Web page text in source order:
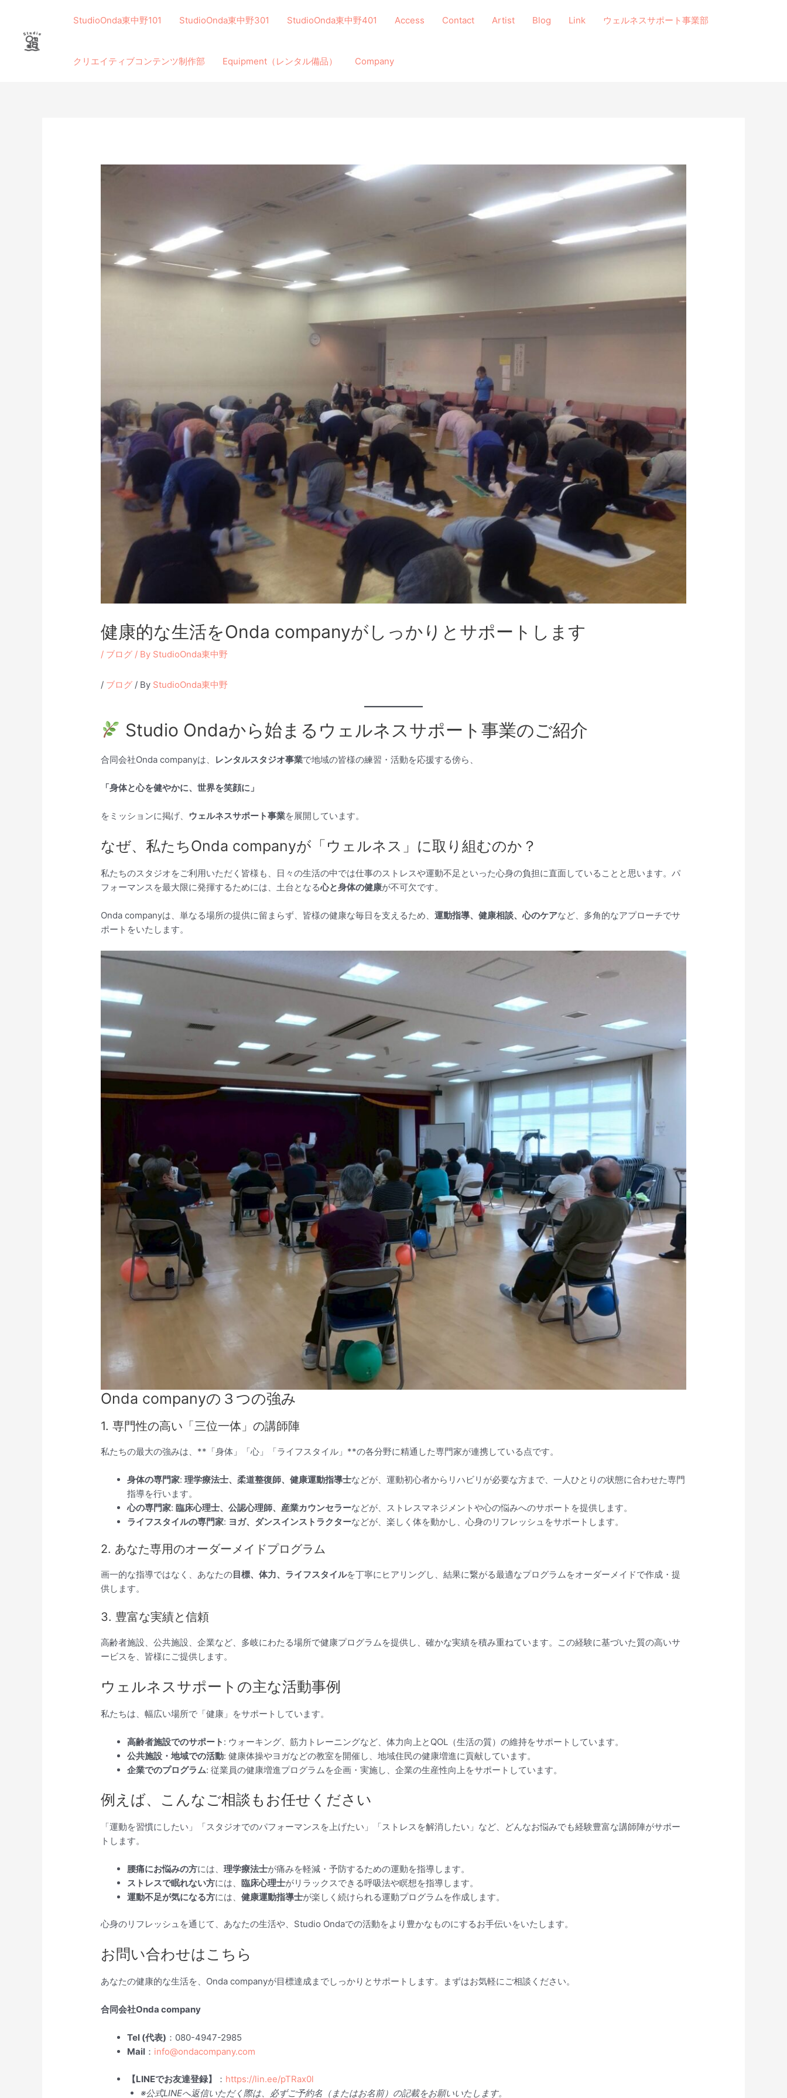
StudioOnda東中野101 StudioOnda東中野301 StudioOnda東中野401 Access Contact Artist Blog Link ウェルネスサポート事業部
クリエイティブコンテンツ制作部 Equipment（レンタル備品） Company
健康的な生活をOnda companyがしっかりとサポートします
/ ブログ / By StudioOnda東中野
/ ブログ / By StudioOnda東中野
Studio Ondaから始まるウェルネスサポート事業のご紹介
合同会社Onda companyは、 レンタルスタジオ事業で地域の皆様の練習・活動を応援する傍ら、
「身体と心を健やかに、世界を笑顔に」
をミッションに掲げ、 ウェルネスサポート事業を展開しています。
なぜ、私たちOnda companyが「ウェルネス」に取り組むのか？
私たちのスタジオをご利用いただく皆様も、日々の生活の中では仕事のストレスや運動不足といった心身の負担に直面していることと思います。パ
フォーマンスを最大限に発揮するためには、土台となる心と身体の健康が不可欠です。
Onda companyは、単なる場所の提供に留まらず、皆様の健康な毎日を支えるため、運動指導、健康相談、心のケアなど、多角的なアプローチでサ
ポートをいたします。
Onda companyの３つの強み
1. 専門性の高い「三位一体」の講師陣
私たちの最大の強みは、**「身体」「心」「ライフスタイル」**の各分野に精通した専門家が連携している点です。
身体の専門家:理学療法士、柔道整復師、健康運動指導士などが、運動初心者からリハビリが必要な方まで、一人ひとりの状態に合わせた専門
指導を行います。
心の専門家:臨床心理士、公認心理師、産業カウンセラーなどが、ストレスマネジメントや心の悩みへのサポートを提供します。
ライフスタイルの専門家: ヨガ、ダンスインストラクターなどが、楽しく体を動かし、心身のリフレッシュをサポートします。
2. あなた専用のオーダーメイドプログラム
画一的な指導ではなく、あなたの目標、体力、ライフスタイルを丁寧にヒアリングし、結果に繋がる最適なプログラムをオーダーメイドで作成・提
供します。
3. 豊富な実績と信頼
高齢者施設、公共施設、企業など、多岐にわたる場所で健康プログラムを提供し、確かな実績を積み重ねています。この経験に基づいた質の高いサ
ービスを、皆様にご提供します。
ウェルネスサポートの主な活動事例
私たちは、幅広い場所で「健康」をサポートしています。
高齢者施設でのサポート : ウォーキング、筋力トレーニングなど、体力向上とQOL（生活の質）の維持をサポートしています。
公共施設・地域での活動: 健康体操やヨガなどの教室を開催し、地域住民の健康増進に貢献しています。
企業でのプログラム: 従業員の健康増進プログラムを企画・実施し、企業の生産性向上をサポートしています。
例えば、こんなご相談もお任せください
「運動を習慣にしたい」「スタジオでのパフォーマンスを上げたい」「ストレスを解消したい」など、どんなお悩みでも経験豊富な講師陣がサポー
トします。
腰痛にお悩みの方には、理学療法士が痛みを軽減・予防するための運動を指導します。
ストレスで眠れない方には、臨床心理士がリラックスできる呼吸法や瞑想を指導します。
運動不足が気になる方には、健康運動指導士が楽しく続けられる運動プログラムを作成します。
心身のリフレッシュを通じて、あなたの生活や、Studio Ondaでの活動をより豊かなものにするお手伝いをいたします。
お問い合わせはこちら
あなたの健康的な生活を、Onda companyが目標達成までしっかりとサポートします。まずはお気軽にご相談ください。
合同会社Onda company
Tel (代表) ：080-4947-2985
Mail ： info@ondacompany.com
【LINEでお友達登録】 ： https://lin.ee/pTRax0l
※公式LINEへ返信いただく際は、必ずご予約名（またはお名前）の記載をお願いいたします。